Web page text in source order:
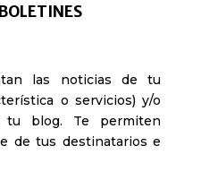
las noticias de tu
o servicios) y/o
blog. Te permiten
de tus destinatarios e